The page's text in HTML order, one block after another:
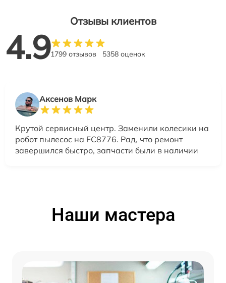
Отзывы клиентов
4.91799 отзывов 5358 оценок
Аксенов Марк
Крутой сервисный центр. Заменили колесики на
робот пылесос на FC8776. Рад, что ремонт
завершился быстро, запчасти были в наличии
Наши мастера